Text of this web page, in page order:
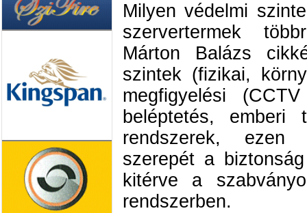
Milyen védelmi
szervertermek
Márton Balázs
szintek (fizikai,
megfigyelési
beléptetés, emberi
rendszerek,
szerepét a
kitérve a
rendszerben.